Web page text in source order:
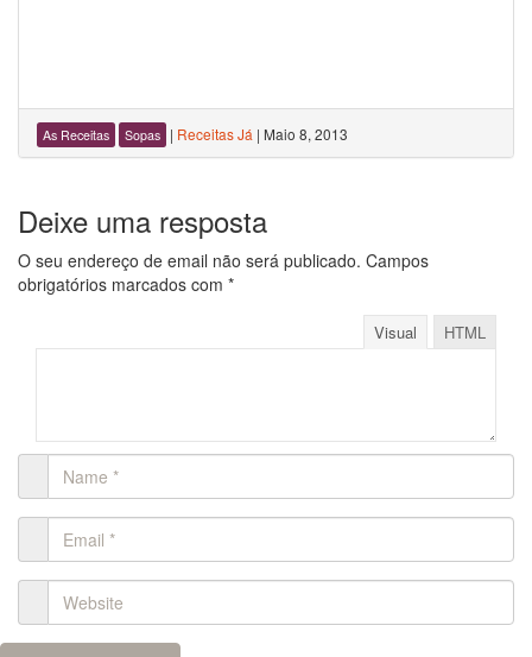
As Receitas Sopas | Receitas Já | Maio 8, 2013
Deixe uma resposta
O seu endereço de email não será publicado. Campos
obrigatórios marcados com *
Visual HTML